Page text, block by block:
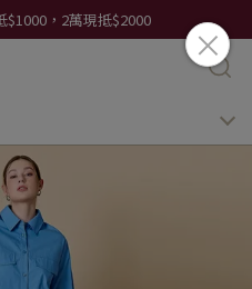
$1000，2萬現抵$2000